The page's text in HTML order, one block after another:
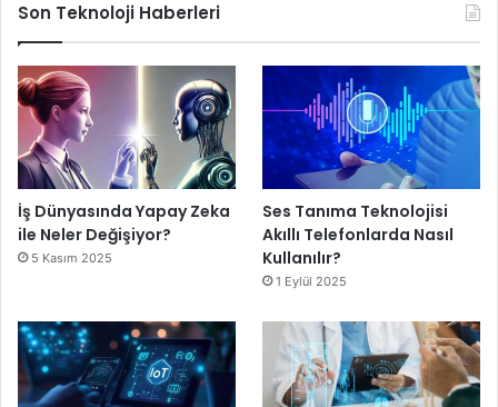
Son Teknoloji Haberleri
İş Dünyasında Yapay Zeka
ile Neler Değişiyor?
5 Kasım 2025
Ses Tanıma Teknolojisi
Akıllı Telefonlarda Nasıl
Kullanılır?
1 Eylül 2025